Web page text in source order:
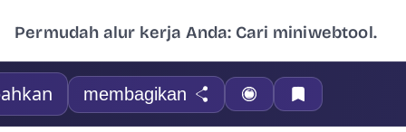
Permudah alur kerja Anda: Cari miniwebtool.
membagikan